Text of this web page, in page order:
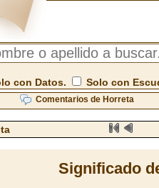
con Datos. Solo con
Comentarios de Horreta
Significado